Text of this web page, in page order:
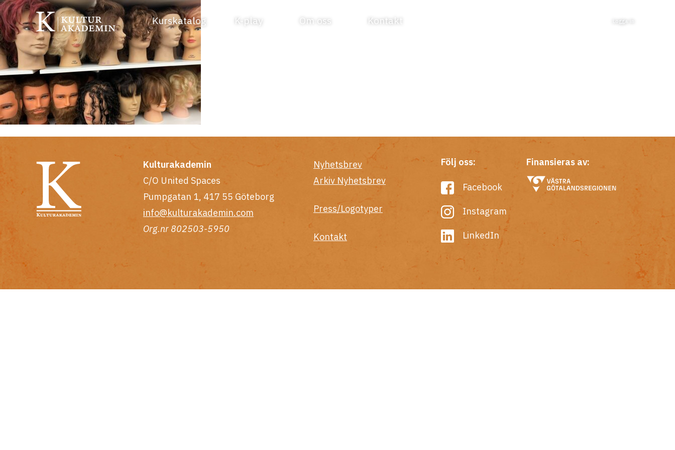
Kurskatalog K-play Om oss Kontakt Logga in
Kulturakademin
C/O United Spaces
Pumpgatan 1, 417 55 Göteborg
info@kulturakademin.com
Org.nr 802503-5950
Nyhetsbrev
Arkiv Nyhetsbrev
Press/Logotyper
Kontakt
Följ oss:
Facebook
Instagram
LinkedIn
Finansieras av: